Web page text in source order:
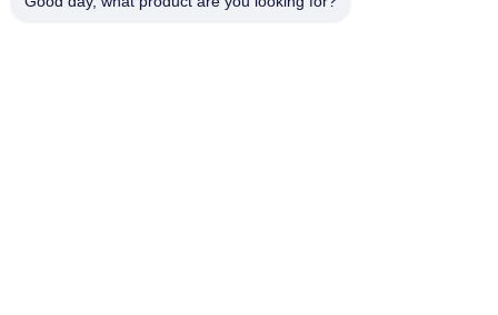
cold chain technology Co.,ltd Tout. Les droits sont réservés.